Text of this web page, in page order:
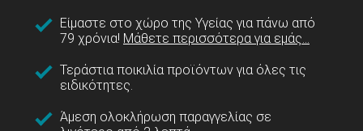
Είμαστε στο χώρο της Υγείας για πάνω από
79 χρόνια! Μάθετε περισσότερα για εμάς...
Τεράστια ποικιλία προϊόντων για όλες τις
ειδικότητες.
Άμεση ολοκλήρωση παραγγελίας σε